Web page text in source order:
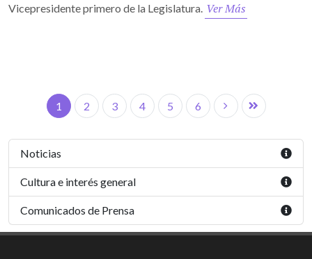
Vicepresidente primero de la Legislatura. Ver Más
1 2 3 4 5 6
Noticias
Cultura e interés general
Comunicados de Prensa